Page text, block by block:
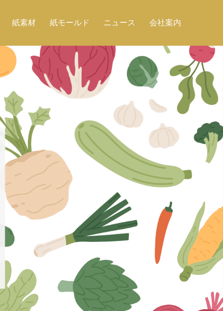
紙素材 紙モールド ニュース 会社案内